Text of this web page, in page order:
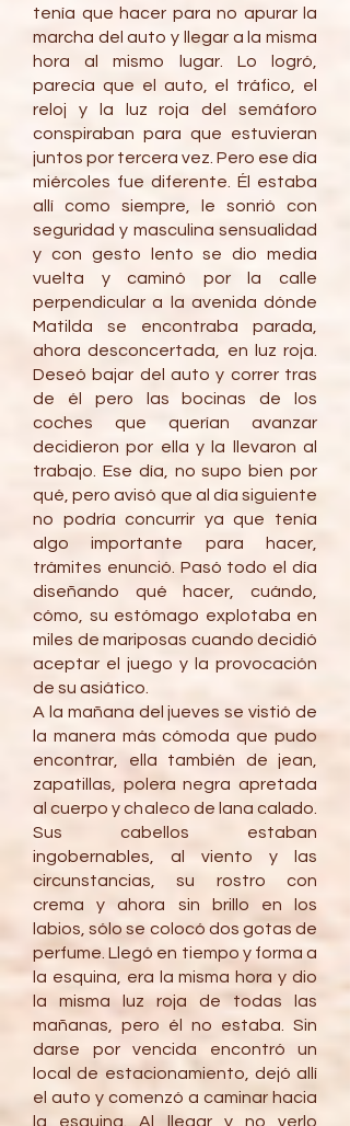
tenía que hacer para no apurar la
marcha del auto y llegar a la misma
hora al mismo lugar. Lo logró,
parecía que el auto, el tráfico, el
reloj y la luz roja del semáforo
conspiraban para que estuvieran
juntos por tercera vez. Pero ese día
miércoles fue diferente. Él estaba
allí como siempre, le sonrió con
seguridad y masculina sensualidad
y con gesto lento se dio media
vuelta y caminó por la calle
perpendicular a la avenida dónde
Matilda se encontraba parada,
ahora desconcertada, en luz roja.
Deseó bajar del auto y correr tras
de él pero las bocinas de los
coches que querían avanzar
decidieron por ella y la llevaron al
trabajo. Ese día, no supo bien por
qué, pero avisó que al día siguiente
no podría concurrir ya que tenía
algo importante para hacer,
trámites enunció. Pasó todo el día
diseñando qué hacer, cuándo,
cómo, su estómago explotaba en
miles de mariposas cuando decidió
aceptar el juego y la provocación
de su asiático.
A la mañana del jueves se vistió de
la manera más cómoda que pudo
encontrar, ella también de jean,
zapatillas, polera negra apretada
al cuerpo y chaleco de lana calado.
Sus cabellos estaban
ingobernables, al viento y las
circunstancias, su rostro con
crema y ahora sin brillo en los
labios, sólo se colocó dos gotas de
perfume. Llegó en tiempo y forma a
la esquina, era la misma hora y dio
la misma luz roja de todas las
mañanas, pero él no estaba. Sin
darse por vencida encontró un
local de estacionamiento, dejó allí
el auto y comenzó a caminar hacia
la esquina. Al llegar y no verlo